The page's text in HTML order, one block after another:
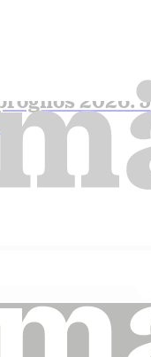
2026: 5